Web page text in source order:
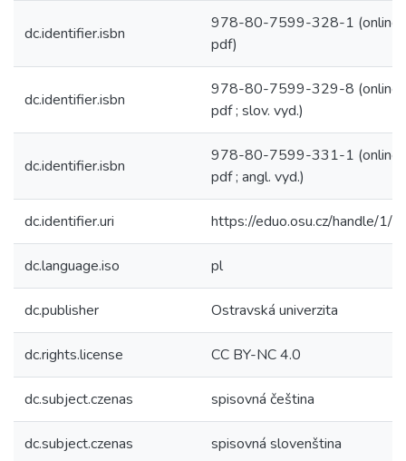
dc.identifier.isbn
978-80-7599-328-1 (online ;
pdf)
dc.identifier.isbn
978-80-7599-329-8 (online ;
pdf ; slov. vyd.)
dc.identifier.isbn
978-80-7599-331-1 (online ;
pdf ; angl. vyd.)
dc.identifier.uri https://eduo.osu.cz/handle/1/
dc.language.iso pl
dc.publisher Ostravská univerzita
dc.rights.license CC BY-NC 4.0
dc.subject.czenas spisovná čeština
dc.subject.czenas spisovná slovenština